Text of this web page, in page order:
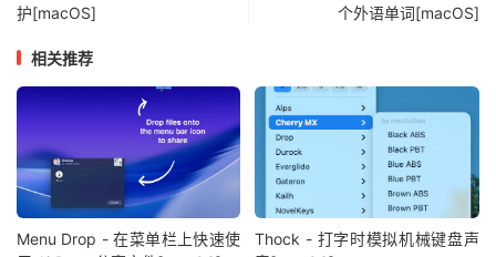
护[macOS]
个外语单词[macOS]
相关推荐
Menu Drop - 在菜单栏上快速使
Thock - 打字时模拟机械键盘声